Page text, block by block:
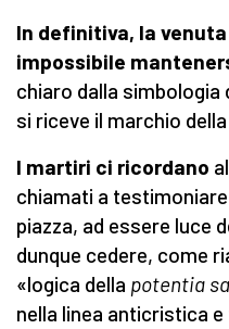
In definitiva, la
impossibile
chiaro dalla
si riceve il marchio
I martiri ci ricordano
chiamati a
piazza, ad essere luce
dunque cedere, come
«logica della potentia
nella linea anticristica